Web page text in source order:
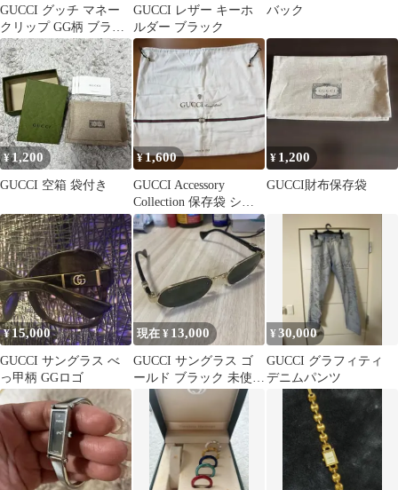
GUCCI グッチ マネー
クリップ GG柄 ブラッ
ク
GUCCI レザー キーホ
ルダー ブラック
バック
¥1,200
GUCCI 空箱 袋付き
¥1,600
GUCCI Accessory
Collection 保存袋 ショ
ップ袋 111
¥ 1,200
GUCCI財布保存袋
¥15,000
GUCCI サングラス べ
っ甲柄 GGロゴ
現在 ¥ 13,000
GUCCI サングラス ゴ
ールド ブラック 未使用
箱無し
¥30,000
GUCCI グラフィティ
デニムパンツ